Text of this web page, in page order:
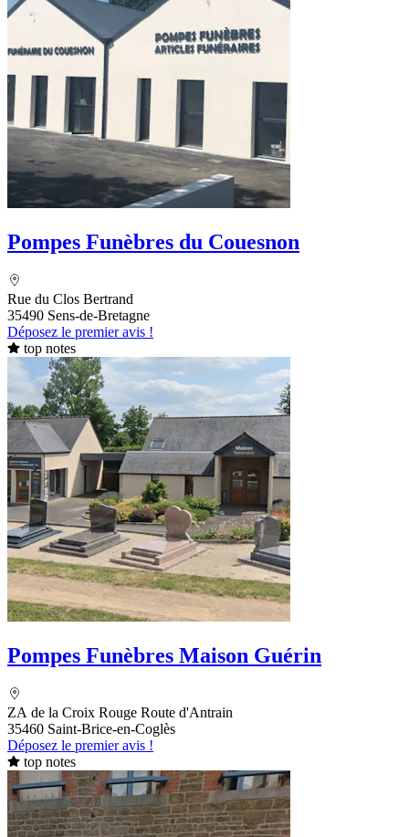
Pompes Funèbres du Couesnon
Rue du Clos Bertrand
35490 Sens-de-Bretagne
Déposez le premier avis !
top notes
Pompes Funèbres Maison Guérin
ZA de la Croix Rouge Route d'Antrain
35460 Saint-Brice-en-Coglès
Déposez le premier avis !
top notes